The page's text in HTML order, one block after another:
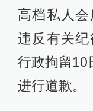
高档私人
违反有关
行政拘留10
进行道歉。